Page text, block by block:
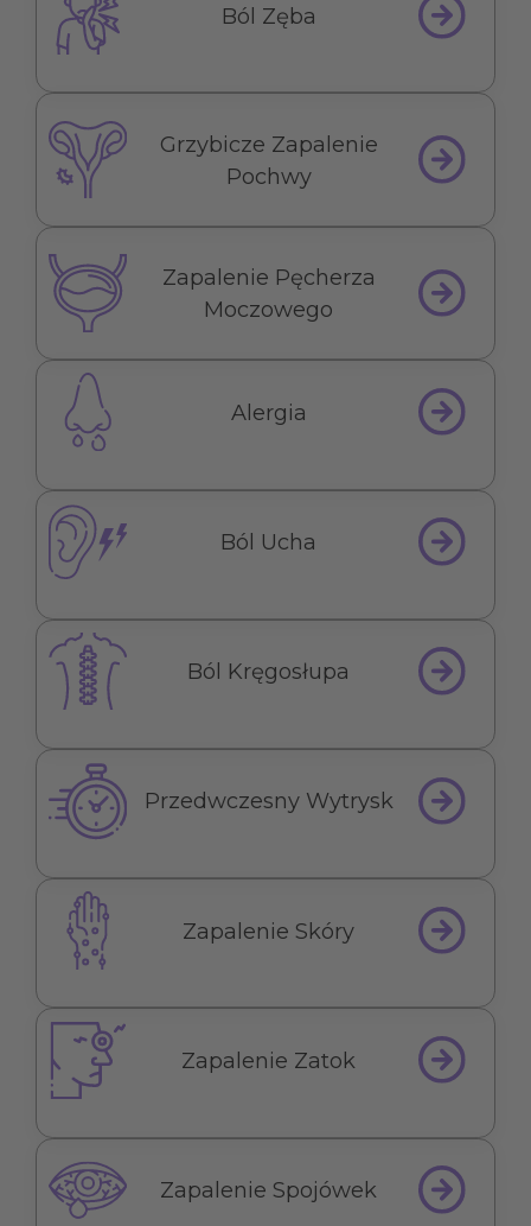
Ból Zęba
Grzybicze Zapalenie
Pochwy
Zapalenie Pęcherza
Moczowego
Alergia
Ból Ucha
Ból Kręgosłupa
Przedwczesny Wytrysk
Zapalenie Skóry
Zapalenie Zatok
Zapalenie Spojówek